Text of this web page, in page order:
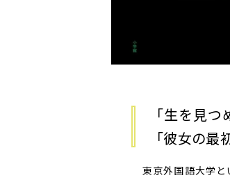
「生を見
「彼女の
東京外国語大学と